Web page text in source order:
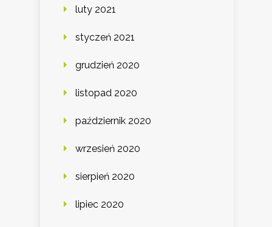
luty 2021
styczeń 2021
grudzień 2020
listopad 2020
październik 2020
wrzesień 2020
sierpień 2020
lipiec 2020